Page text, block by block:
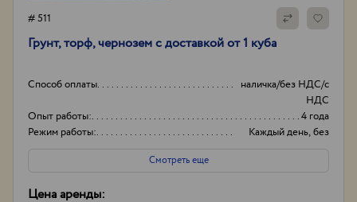
# 511
Грунт, торф, чернозем с доставкой от 1 куба
Способ оплаты
наличка/без НДС/с
НДС
Опыт работы:
4 года
Режим работы:
Каждый день, без
выходных
Смотреть еще
Цена аренды: